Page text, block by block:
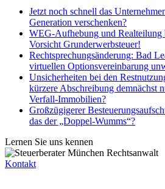
Jetzt noch schnell das
Generation verschenken?
WEG-Aufhebung und Realteilung
Vorsicht Grunderwerbsteuer!
Rechtsprechungsänderung: Bad
virtuellen Optionsvereinbarung
Unsicherheiten bei den
kürzere Abschreibung demnächst
Verfall-Immobilien?
Großzügigerer
das der „Doppel-Wumms“?
Lernen Sie uns kennen
Kontakt